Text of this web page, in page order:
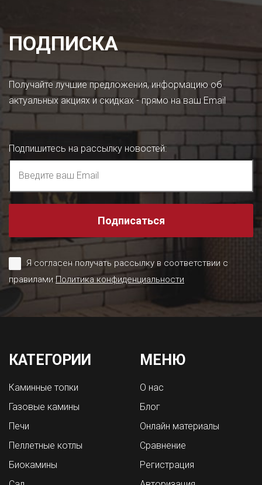
ПОДПИСКА
Получайте лучшие предложения, информацию об
актуальных акциях и скидках - прямо на ваш Email
Подпишитесь на рассылку новостей:
Подписаться
Я согласен получать рассылку в соответствии с
правиламиПолитика конфиденциальности
КАТЕГОРИИ
Каминные топки
Газовые камины
Печи
Пеллетные котлы
Биокамины
МЕНЮ
О нас
Блог
Онлайн материалы
Сравнение
Регистрация